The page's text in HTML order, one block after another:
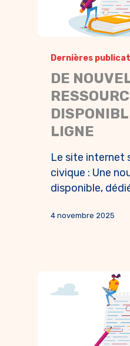
Dernières
DE
LIGNE
Le site internet
civique : Une
disponible,
4 novembre 2025